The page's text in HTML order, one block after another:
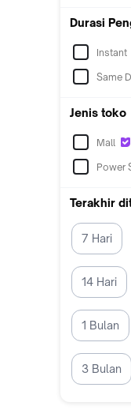
Durasi
Instant
Same
Jenis toko
Mall
Power
Terakhir
7 Hari
14 Hari
1 Bulan
3 Bulan